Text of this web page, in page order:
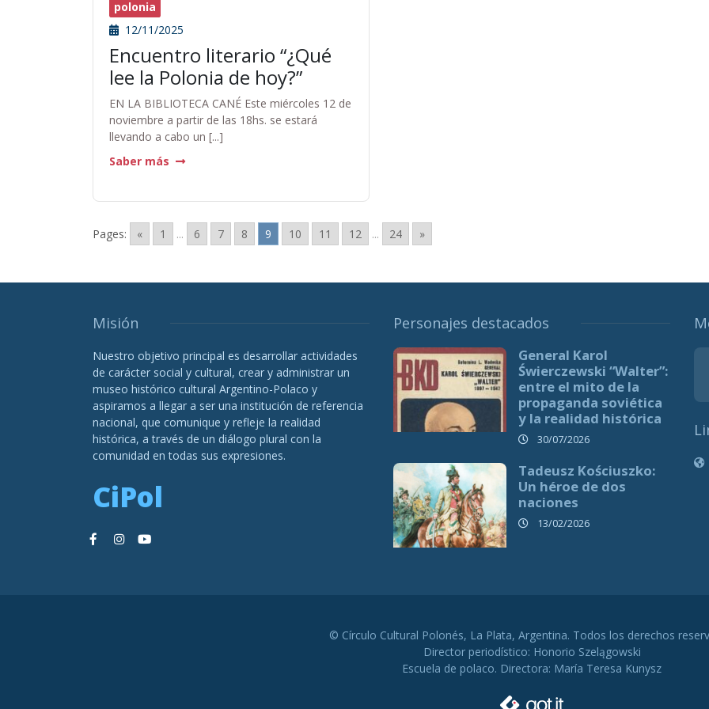
polonia
12/11/2025
Encuentro literario “¿Qué
lee la Polonia de hoy?”
EN LA BIBLIOTECA CANÉ Este miércoles 12 de
noviembre a partir de las 18hs. se estará
llevando a cabo un [...]
Saber más
Pages: « 1 ... 6 7 8 9 10 11 12 ... 24 »
Misión
Nuestro objetivo principal es desarrollar actividades
de carácter social y cultural, crear y administrar un
museo histórico cultural Argentino-Polaco y
aspiramos a llegar a ser una institución de referencia
nacional, que comunique y refleje la realidad
histórica, a través de un diálogo plural con la
comunidad en todas sus expresiones.
CiPol
Personajes destacados
General Karol
Świerczewski “Walter”:
entre el mito de la
propaganda soviética
y la realidad histórica
30/07/2026
Tadeusz Kościuszko:
Un héroe de dos
naciones
13/02/2026
© Círculo Cultural Polonés, La Plata, Argentina. Todos los derechos
Director periodístico: Honorio Szelągowski
Escuela de polaco. Directora: María Teresa Kunysz